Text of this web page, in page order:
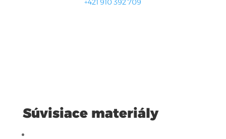
+421 910 392 709
Súvisiace materiály